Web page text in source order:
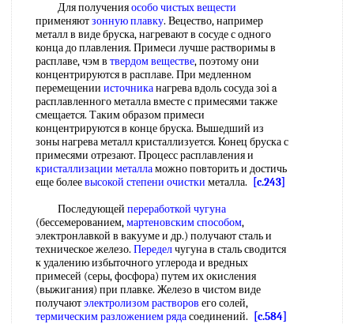
Для полученияособо чистыхвещести
применяютзонную плавку. Вецество, например
металл в виде бруска, нагревают в сосуде с одного
конца до плавления. Примеси лучше растворимы в
расплаве, чэм в твердом веществе, поэтому они
концентрируются в расплаве. При медленном
перемещении источниканагрева вдоль сосуда зoi a
расплавленного металла вместе с примесями также
смещается. Таким образом примеси
концентрируются в конце бруска. Вышедший из
зоны нагрева металл кристаллизуется. Конец бруска с
примесями отрезают. Процесс расплавления и
кристаллизации металламожно повторить и достичь
еще болеевысокой степени очистки металла.
[c.243]
Последующей переработкой чугуна
(бессемерованием,мартеновским способом,
электронлавкой в вакууме и др.) получают сталь и
техническое железо. Переделчугуна в сталь сводится
к удалению избыточного углерода и вредных
примесей (серы, фосфора) путем их окисления
(выжигания) при плавке. Железо в чистом виде
получаютэлектролизом растворов его солей,
термическим разложениемрядасоединений.
[c.584]